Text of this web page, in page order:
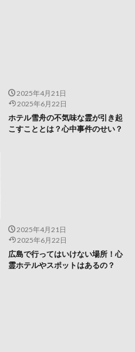
2025年4月21日
2025年6月22日
ホテル雪舟の不気味な霊が引き起
こすこととは？心中事件のせい？
2025年4月21日
2025年6月22日
広島で行ってはいけない場所！心
霊ホテルやスポットはあるの？